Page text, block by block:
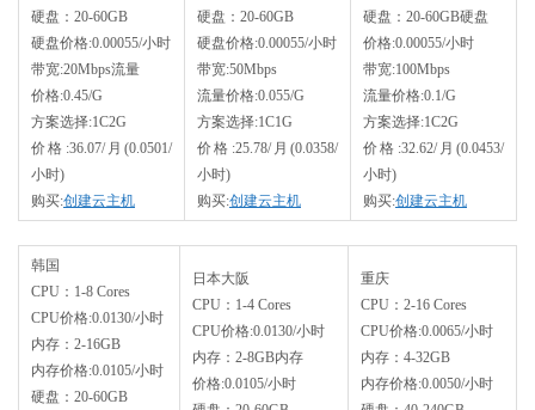
硬盘：20-60GB
硬盘价格:0.00055/小时
带宽:20Mbps流量
价格:0.45/G
方案选择:1C2G
价格:36.07/月(0.0501/
小时)
购买:创建云主机
硬盘：20-60GB
硬盘价格:0.00055/小时
带宽:50Mbps
流量价格:0.055/G
方案选择:1C1G
价格:25.78/月(0.0358/
小时)
购买:创建云主机
硬盘：20-60GB硬盘
价格:0.00055/小时
带宽:100Mbps
流量价格:0.1/G
方案选择:1C2G
价格:32.62/月(0.0453/
小时)
购买:创建云主机
韩国
CPU：1-8 Cores
CPU价格:0.0130/小时
内存：2-16GB
内存价格:0.0105/小时
硬盘：20-60GB
日本大阪
CPU：1-4 Cores
CPU价格:0.0130/小时
内存：2-8GB内存
价格:0.0105/小时
重庆
CPU：2-16 Cores
CPU价格:0.0065/小时
内存：4-32GB
内存价格:0.0050/小时